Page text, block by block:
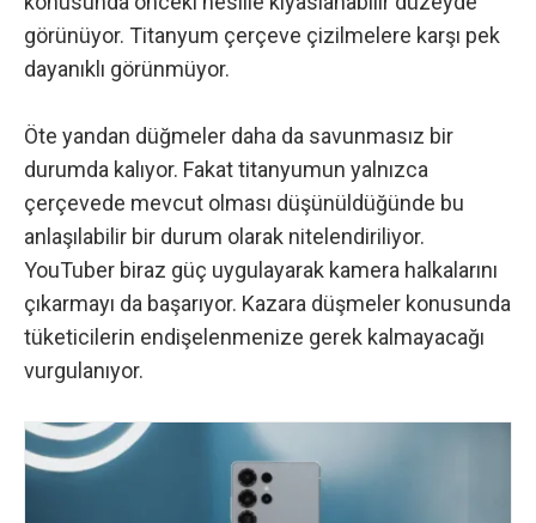
görünüyor. Titanyum çerçeve çizilmelere karşı pek
dayanıklı görünmüyor.
Öte yandan düğmeler daha da savunmasız bir
durumda kalıyor. Fakat titanyumun yalnızca
çerçevede mevcut olması düşünüldüğünde bu
anlaşılabilir bir durum olarak nitelendiriliyor.
YouTuber biraz güç uygulayarak kamera halkalarını
çıkarmayı da başarıyor. Kazara düşmeler konusunda
tüketicilerin endişelenmenize gerek kalmayacağı
vurgulanıyor.